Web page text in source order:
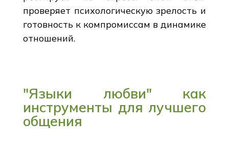
проверяет психологическую зрелость и
готовность к компромиссам в динамике
отношений.
"Языки любви" как
инструменты для лучшего
общения